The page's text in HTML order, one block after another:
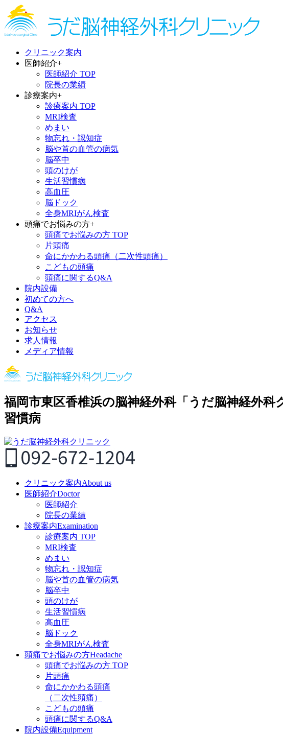
クリニック案内
医師紹介+
医師紹介 TOP
院長の業績
診療案内+
診療案内 TOP
MRI検査
めまい
物忘れ・認知症
脳や首の血管の病気
脳卒中
頭のけが
生活習慣病
高血圧
脳ドック
全身MRIがん検査
頭痛でお悩みの方+
頭痛でお悩みの方 TOP
片頭痛
命にかかわる頭痛（二次性頭痛）
こどもの頭痛
頭痛に関するQ&A
院内設備
初めての方へ
Q&A
アクセス
お知らせ
求人情報
メディア情報
福岡市東区香椎浜の脳神経外科「うだ脳神経外
習慣病
クリニック案内About us
医師紹介Doctor
医師紹介
院長の業績
診療案内Examination
診療案内 TOP
MRI検査
めまい
物忘れ・認知症
脳や首の血管の病気
脳卒中
頭のけが
生活習慣病
高血圧
脳ドック
全身MRIがん検査
頭痛でお悩みの方Headache
頭痛でお悩みの方 TOP
片頭痛
命にかかわる頭痛
（二次性頭痛）
こどもの頭痛
頭痛に関するQ&A
院内設備Equipment